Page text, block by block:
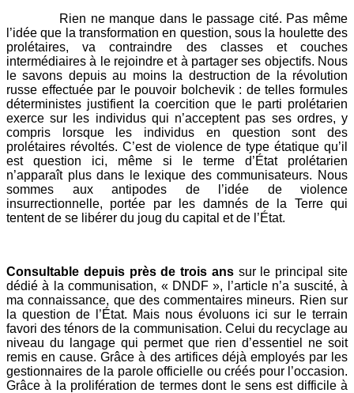
Rien ne manque dans le passage cité. Pas même
l’idée que la transformation en question, sous la houlette des
prolétaires, va contraindre des classes et couches
intermédiaires à le rejoindre et à partager ses objectifs. Nous
le savons depuis au moins la destruction de la révolution
russe effectuée par le pouvoir bolchevik : de telles formules
déterministes justifient la coercition que le parti prolétarien
exerce sur les individus qui n’acceptent pas ses ordres, y
compris lorsque les individus en question sont des
prolétaires révoltés. C’est de violence de type étatique qu’il
est question ici, même si le terme d’État prolétarien
n’apparaît plus dans le lexique des communisateurs. Nous
sommes aux antipodes de l’idée de violence
insurrectionnelle, portée par les damnés de la Terre qui
tentent de se libérer du joug du capital et de l’État.
Consultable depuis près de trois ans sur le principal site
dédié à la communisation, « DNDF », l’article n’a suscité, à
ma connaissance, que des commentaires mineurs. Rien sur
la question de l’État. Mais nous évoluons ici sur le terrain
favori des ténors de la communisation. Celui du recyclage au
niveau du langage qui permet que rien d’essentiel ne soit
remis en cause. Grâce à des artifices déjà employés par les
gestionnaires de la parole officielle ou créés pour l’occasion.
Grâce à la prolifération de termes dont le sens est difficile à